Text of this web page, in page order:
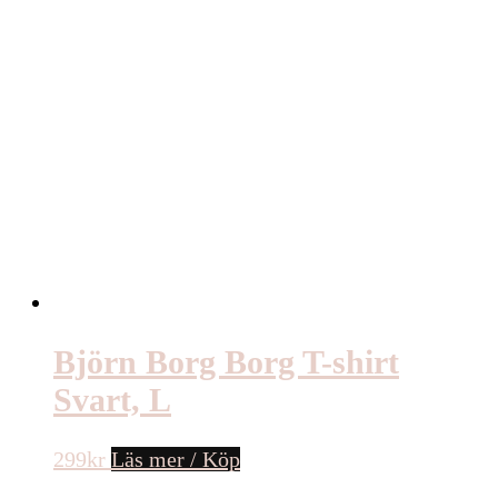
Björn Borg Borg T-shirt
Svart, L
299kr Läs mer / Köp